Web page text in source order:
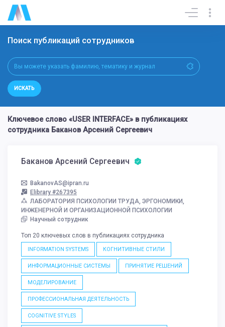
Поиск публикаций сотрудников
ИСКАТЬ
Ключевое слово «USER INTERFACE» в публикациях
сотрудника Баканов Арсений Сергеевич
Баканов Арсений Сергеевич
BakanovAS@ipran.ru
Elibrary #267395
ЛАБОРАТОРИЯ ПСИХОЛОГИИ ТРУДА, ЭРГОНОМИКИ,
ИНЖЕНЕРНОЙ И ОРГАНИЗАЦИОННОЙ ПСИХОЛОГИИ
Научный сотрудник
Топ 20 ключевых слов в публикациях сотрудника
INFORMATION SYSTEMS КОГНИТИВНЫЕ СТИЛИ
ИНФОРМАЦИОННЫЕ СИСТЕМЫ ПРИНЯТИЕ РЕШЕНИЙ
МОДЕЛИРОВАНИЕ
ПРОФЕССИОНАЛЬНАЯ ДЕЯТЕЛЬНОСТЬ
COGNITIVE STYLES